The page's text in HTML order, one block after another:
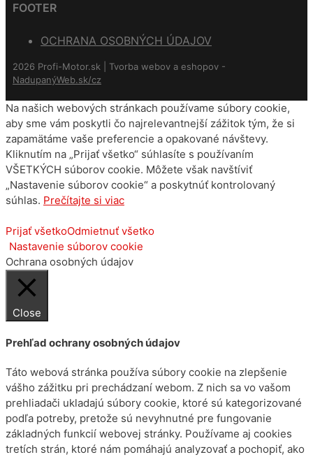
FOOTER
OCHRANA OSOBNÝCH ÚDAJOV
2026 Profi-Motor.sk | Tvorba webov a eshopov -
NadupanýWeb.sk/cz
Na našich webových stránkach používame súbory cookie,
aby sme vám poskytli čo najrelevantnejší zážitok tým, že si
zapamätáme vaše preferencie a opakované návštevy.
Kliknutím na „Prijať všetko“ súhlasíte s používaním
VŠETKÝCH súborov cookie. Môžete však navštíviť
„Nastavenie súborov cookie“ a poskytnúť kontrolovaný
súhlas. Prečítajte si viac
Prijať všetkoOdmietnuť všetko
Nastavenie súborov cookie
Ochrana osobných údajov
Close
Prehľad ochrany osobných údajov
Táto webová stránka používa súbory cookie na zlepšenie
vášho zážitku pri prechádzaní webom. Z nich sa vo vašom
prehliadači ukladajú súbory cookie, ktoré sú kategorizované
podľa potreby, pretože sú nevyhnutné pre fungovanie
základných funkcií webovej stránky. Používame aj cookies
tretích strán, ktoré nám pomáhajú analyzovať a pochopiť, ako